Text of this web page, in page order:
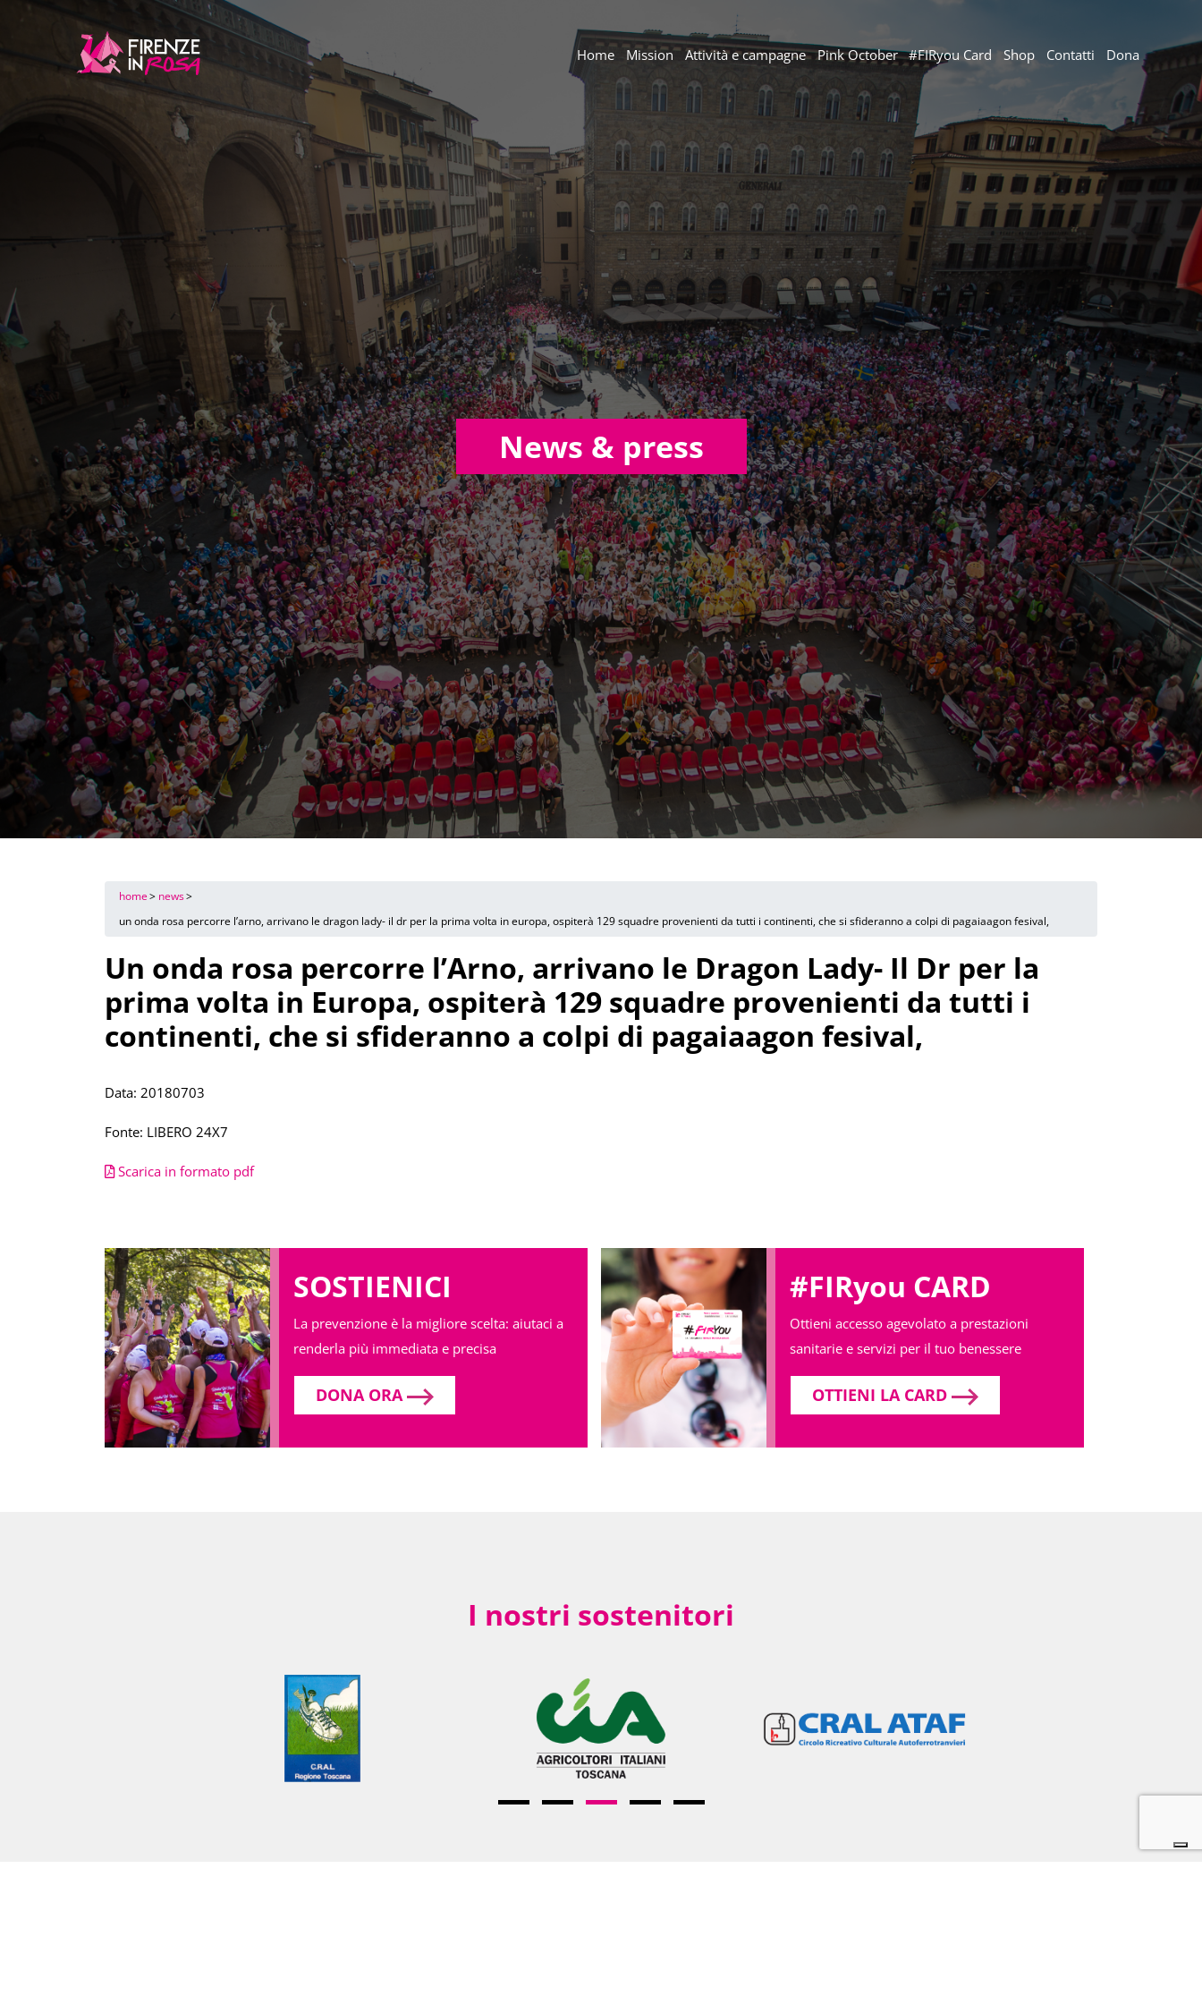
Home Mission Attività e campagne Pink October #FIRyou Card Shop Contatti Dona
News & press
home> news>
un onda rosa percorre l’arno, arrivano le dragon lady- il dr per la prima volta in europa, ospiterà 129 squadre provenienti da tutti i continenti, che si sfideranno a colpi di pagaiaagon fesival,
Un onda rosa percorre l’Arno, arrivano le Dragon Lady- Il Dr per la
prima volta in Europa, ospiterà 129 squadre provenienti da tutti i
continenti, che si sfideranno a colpi di pagaiaagon fesival,
Data: 20180703
Fonte: LIBERO 24X7
Scarica in formato pdf
SOSTIENICI
La prevenzione è la migliore scelta: aiutaci a
renderla più immediata e precisa
DONA ORA
#FIRyou CARD
Ottieni accesso agevolato a prestazioni
sanitarie e servizi per il tuo benessere
OTTIENI LA CARD
I nostri sostenitori